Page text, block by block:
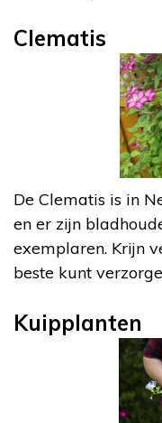
Clematis
De Clematis is in
en er zijn
exemplaren. Krijn
beste kunt
Kuipplanten